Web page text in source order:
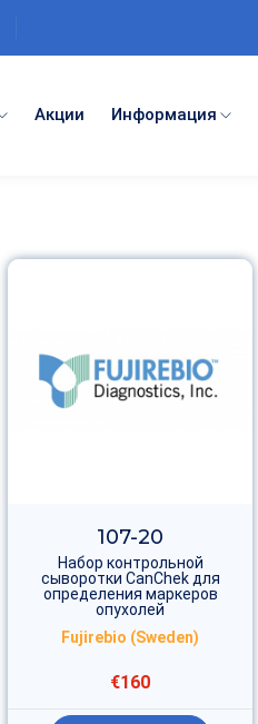
Акции Информация
107-20
Набор контрольной
сыворотки CanChek для
определения маркеров
опухолей
Fujirebio (Sweden)
€160